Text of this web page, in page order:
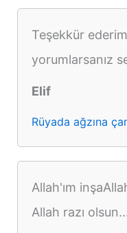
Teşekkür
yorumlarsanız
Elif
Rüyada ağzına
Allah'ım
Allah razı